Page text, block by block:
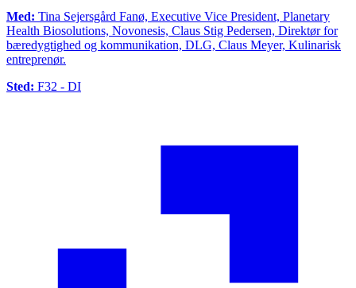
Med: Tina Sejersgård Fanø, Executive Vice President, Planetary
Health Biosolutions, Novonesis, Claus Stig Pedersen, Direktør for
bæredygtighed og kommunikation, DLG, Claus Meyer, Kulinarisk
entreprenør.
Sted: F32 - DI